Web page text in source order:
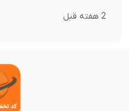
2 هفته قبل